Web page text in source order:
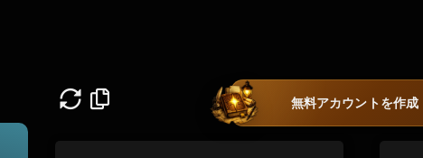
無料アカウントを作成